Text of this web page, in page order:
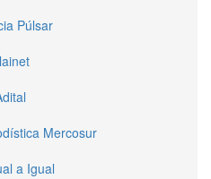
Púlsar
Mercosur
a Igual